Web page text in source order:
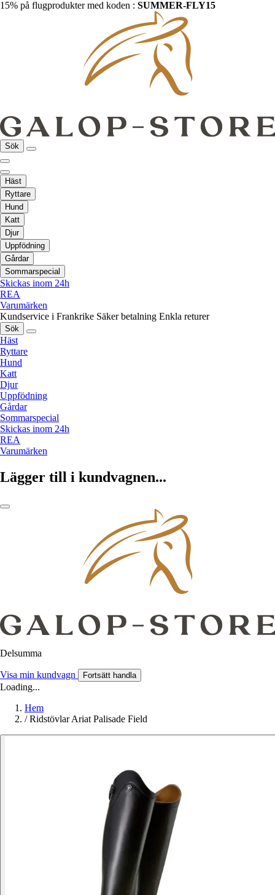
15% på flugprodukter med koden : SUMMER-FLY15
Sök
Häst
Ryttare
Hund
Katt
Djur
Uppfödning
Gårdar
Sommarspecial
Skickas inom 24h
REA
Varumärken
Kundservice i Frankrike Säker betalning Enkla returer
Sök
Häst
Ryttare
Hund
Katt
Djur
Uppfödning
Gårdar
Sommarspecial
Skickas inom 24h
REA
Varumärken
Lägger till i kundvagnen...
Delsumma
Visa min kundvagn Fortsätt handla
Loading...
Hem
/ Ridstövlar Ariat Palisade Field